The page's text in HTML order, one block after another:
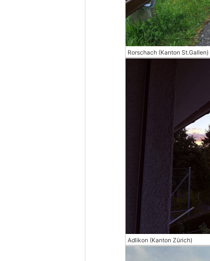
Rorschach (Kanton St.Gallen)
Adlikon (Kanton Zürich)